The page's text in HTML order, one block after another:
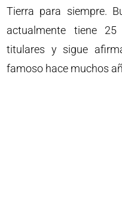
Tierra para siempre.
actualmente tiene
titulares y sigue
famoso hace muchos